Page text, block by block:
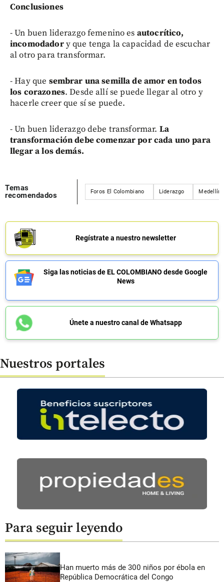
Conclusiones
- Un buen liderazgo femenino es autocrítico,
incomodadory que tenga la capacidad de escuchar
al otro para transformar.
- Hay que sembrar una semilla de amor en todos
los corazones. Desde allí se puede llegar al otro y
hacerle creer que sí se puede.
- Un buen liderazgo debe transformar. La
transformación debe comenzar por cada uno para
llegar a los demás.
Temas
recomendados
Foros El Colombiano Liderazgo Medellín
Regístrate a nuestro newsletter
Siga las noticias de EL COLOMBIANO desde Google
News
Únete a nuestro canal de Whatsapp
Nuestros portales
Para seguir leyendo
Han muerto más de 300 niños por ébola en
República Democrática del Congo